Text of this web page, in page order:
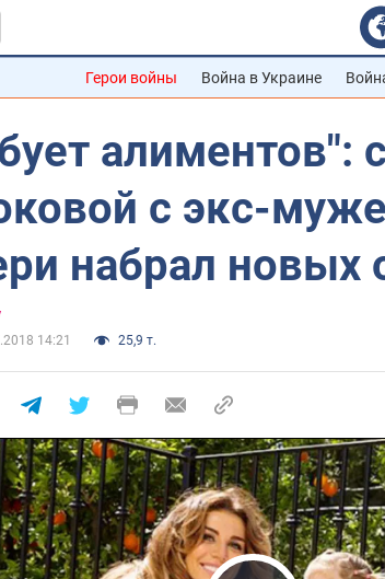
Герои войны Война в Украине
алиментов":
с экс-
набрал новых
14:21
25,9 т.